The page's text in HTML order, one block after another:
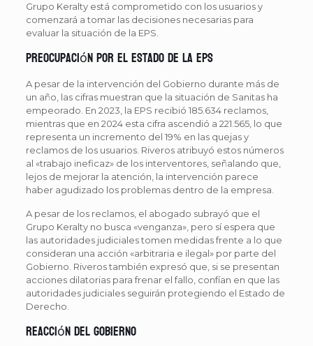
Grupo Keralty está comprometido con los usuarios y
comenzará a tomar las decisiones necesarias para
evaluar la situación de la EPS.
Preocupación por el estado de la EPS
A pesar de la intervención del Gobierno durante más de
un año, las cifras muestran que la situación de Sanitas ha
empeorado. En 2023, la EPS recibió 185.634 reclamos,
mientras que en 2024 esta cifra ascendió a 221.565, lo que
representa un incremento del 19% en las quejas y
reclamos de los usuarios. Riveros atribuyó estos números
al «trabajo ineficaz» de los interventores, señalando que,
lejos de mejorar la atención, la intervención parece
haber agudizado los problemas dentro de la empresa.
A pesar de los reclamos, el abogado subrayó que el
Grupo Keralty no busca «venganza», pero sí espera que
las autoridades judiciales tomen medidas frente a lo que
consideran una acción «arbitraria e ilegal» por parte del
Gobierno. Riveros también expresó que, si se presentan
acciones dilatorias para frenar el fallo, confían en que las
autoridades judiciales seguirán protegiendo el Estado de
Derecho.
Reacción del Gobierno